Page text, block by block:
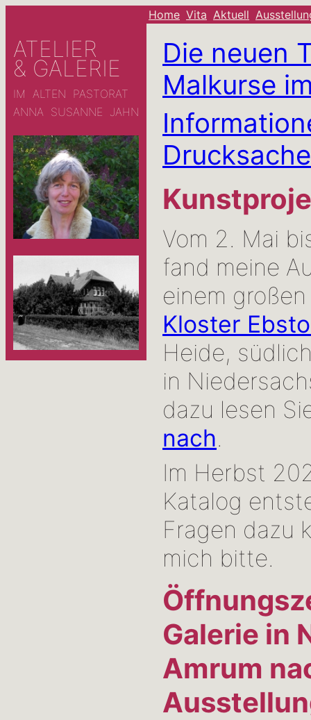
Home Vita Aktuell
ATELIER
& GALERIE
IM ALTEN PASTORAT
ANNA SUSANNE JAHN
Die neuen
Malkurse
Vom 2. Mai
fand meine
einem
Kloster
Heide,
in
dazu lesen
nach.
Im Herbst
Katalog
Fragen dazu
mich bitte.
Galerie in
Amrum